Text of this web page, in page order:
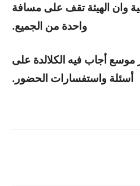
وان الهيئة تقف على مسافة
واحدة من الجميع.
موسع أجاب فيه الكلالدة على
أسئلة واستفسارات الحضور.